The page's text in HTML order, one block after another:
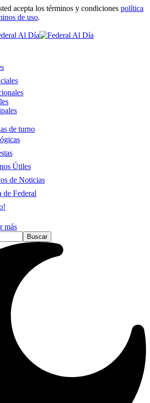
acepta los términos y condiciones política
de uso.
de turno
Útiles
de Noticias
Federal
más